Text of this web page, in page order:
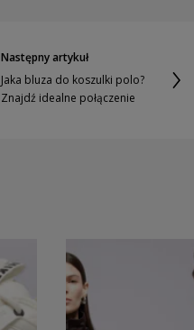
Następny artykuł
Jaka bluza do koszulki polo?
Znajdź idealne połączenie